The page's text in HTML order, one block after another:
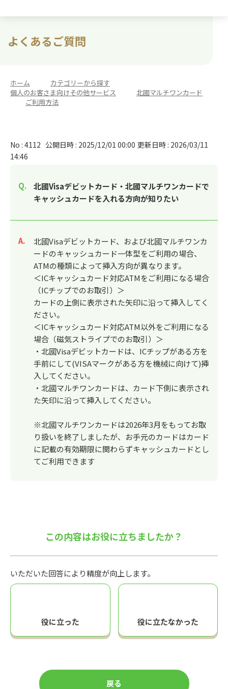
よくあるご質問
ホーム カテゴリーから探す
個人のお客さま向けその他サービス
北國マルチワンカード
ご利用方法
No : 4112 公開日時 : 2025/12/01 00:00 更新日時 : 2026/03/11
14:46
北國Visaデビットカード・北國マルチワンカードで
キャッシュカードを入れる方向が知りたい
回答
北國Visaデビットカード、および北國マルチワンカ
ードのキャッシュカード一体型をご利用の場合、
ATMの種類によって挿入方向が異なります。
＜ICキャッシュカード対応ATMをご利用になる場合
（ICチップでのお取引）＞
カードの上側に表示された矢印に沿って挿入してく
ださい。
＜ICキャッシュカード対応ATM以外をご利用になる
場合（磁気ストライプでのお取引）＞
・北國Visaデビットカードは、ICチップがある方を
手前にして(VISAマークがある方を機械に向けて)挿
入してください。
・北國マルチワンカードは、カード下側に表示され
た矢印に沿って挿入してください。
※北國マルチワンカードは2026年3月をもってお取
り扱いを終了しましたが、お手元のカードはカード
に記載の有効期限に関わらずキャッシュカードとし
てご利用できます
この内容はお役に立ちましたか？
いただいた回答により精度が向上します。
役に立った 役に立たなかった
戻る